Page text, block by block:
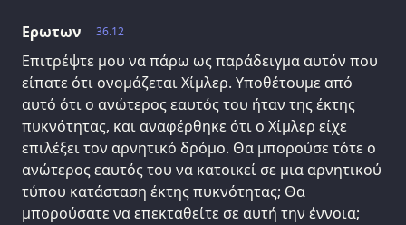
36.12
Ερωτων
Επιτρέψτε μου να πάρω ως παράδειγμα αυτόν που
είπατε ότι ονομάζεται Χίμλερ. Υποθέτουμε από
αυτό ότι ο ανώτερος εαυτός του ήταν της έκτης
πυκνότητας, και αναφέρθηκε ότι ο Χίμλερ είχε
επιλέξει τον αρνητικό δρόμο. Θα μπορούσε τότε ο
ανώτερος εαυτός του να κατοικεί σε μια αρνητικού
τύπου κατάσταση έκτης πυκνότητας; Θα
μπορούσατε να επεκταθείτε σε αυτή την έννοια;